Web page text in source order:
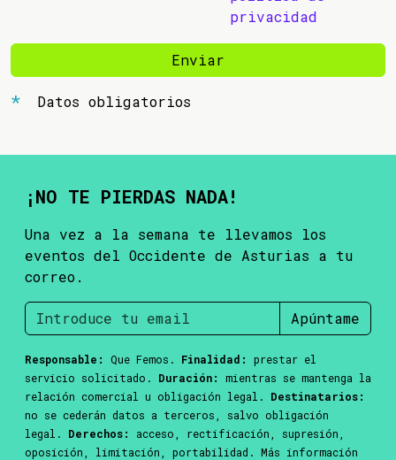
privacidad
Enviar
Datos obligatorios
¡NO TE PIERDAS NADA!
Una vez a la semana te llevamos los
eventos del Occidente de Asturias a tu
correo.
Apúntame
Responsable: Que Femos. Finalidad:
prestar el
servicio solicitado. Duración:
mientras se mantenga la
relación comercial u obligación legal. Destinatarios:
no se cederán datos a terceros, salvo obligación
legal. Derechos:
acceso, rectificación, supresión,
oposición, limitación, portabilidad. Más información